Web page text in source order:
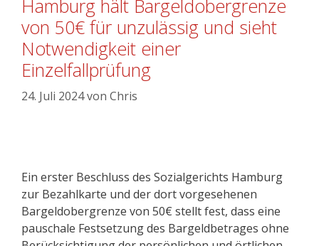
Hamburg hält Bargeldobergrenze
von 50€ für unzulässig und sieht
Notwendigkeit einer
Einzelfallprüfung
24. Juli 2024von Chris
Ein erster Beschluss des Sozialgerichts Hamburg
zur Bezahlkarte und der dort vorgesehenen
Bargeldobergrenze von 50€ stellt fest, dass eine
pauschale Festsetzung des Bargeldbetrages ohne